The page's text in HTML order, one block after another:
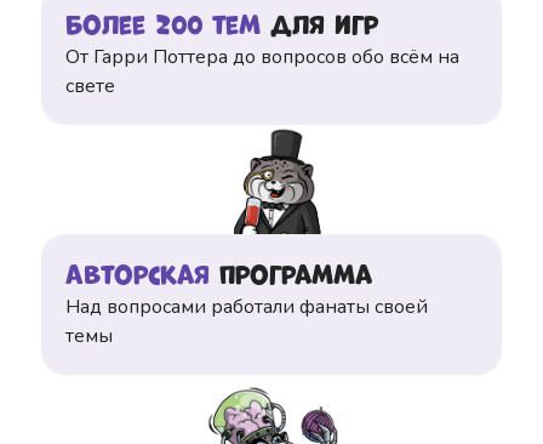
Более 200 тем для игр
От Гарри Поттера до вопросов обо всём на
свете
Авторская программа
Над вопросами работали фанаты своей
темы